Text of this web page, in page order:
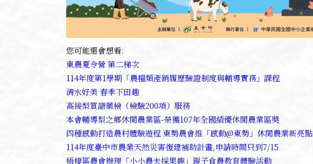
您可能還會想看:
東農夏令營 第二梯次
114年度第1學期「農糧類產銷履歷驗證制度與輔導實務」課程
清水好美 春季下田趣
高接梨質譜藥檢（檢驗200項）服務
本會輔導梨之鄉休閒農業區-榮獲107年全國績優休閒農業區奬
四種感動打造農村體驗遊程 東勢農會推「感動@東勢」休閒農業新亮點
114年度臺中市農業天然災害復建補助計畫,申請時間只到7/15
梧棲區農會辦理「小小農夫採果趣」親子食農教育體驗活動